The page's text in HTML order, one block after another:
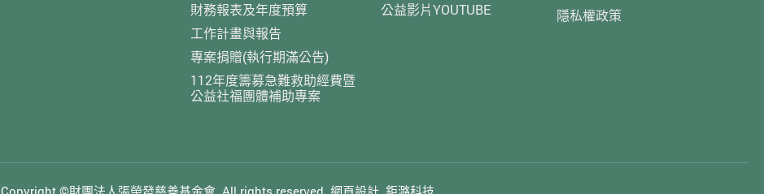
財務報表及年度預算
工作計畫與報告
專案捐贈(執行期滿公告)
112年度籌募急難救助經費暨
公益社福團體補助專案
公益影片YOUTUBE
隱私權政策
Copyright ©財團法人張榮發慈善基金會. All rights reserved. 網頁設計鉅潞科技